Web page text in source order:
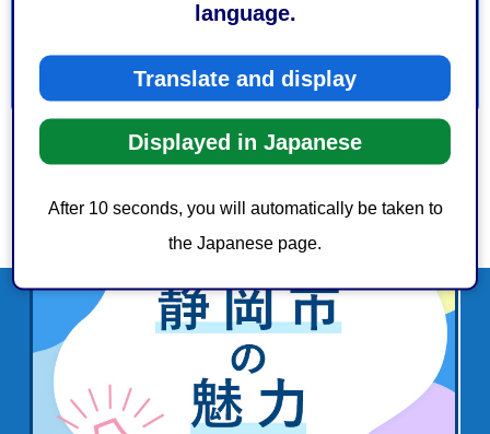
language.
Translate and display
Displayed in Japanese
After 10 seconds, you will automatically be taken to
the Japanese page.
3：見つけにくかった